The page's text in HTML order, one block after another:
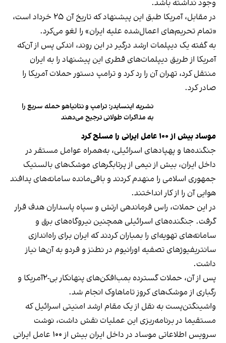
وجود نداشته باشد.
در مقابل، آمریکا طبق این پیشنهاد که تاریخ آن ۲۵ خرداد است،
«تمام تحریم‌های اعمال‌شده علیه ایران» را لغو می‌کرد.
به گفته یک دیپلمات ارشد درگیر در این روند، اندکی پس از آن‌که
آمریکا از طریق دیپلمات‌های قطری این پیشنهاد را به ایران
منتقل کرد، تهران آن را رد کرد و ترامپ دستور حملات آمریکا را
صادر کرد.
نشریه اینسایدر: ترامپ و نتانیاهو حمله سریع را
به مذاکرات طولانی ترجیح می‌دهند
موساد بیش از ۱۰۰ عامل ایرانی را مسلح کرد
جنگنده‌ها و پهپادهای اسرائیلی، به‌همراه عوامل مستقر در
داخل ایران، بیش از نیمی از پرتابگرهای موشک‌های بالستیک
جمهوری اسلامی را منهدم کردند و باقی‌مانده سامانه‌های پدافند
هوایی آن را از کار انداختند.
در این حملات، راس فرماندهی ارتش و سپاه پاسداران هدف قرار
گرفت. جنگنده‌های اسرائیلی همچنین نیروگاه‌های برق و
سامانه‌های تهویه‌ای را بمباران کردند که ایران برای راه‌اندازی
سانتریفیوژهای تصفیه اورانیوم در نطنز و فردو به آن‌ها نیاز
داشت.
پس از آن، حملات گسترده بمب‌افکن‌های پنهانکار بی-۲آمریکا و
رگباری از موشک‌های کروز تاماهاوک انجام شد.
واشینگتن‌پست به نقل از یک مقام ارشد امنیتی اسرائیل که
مستقیما در برنامه‌ریزی این عملیات نقش داشت، نوشت
سرویس اطلاعاتی موساد در داخل ایران بیش از ۱۰۰ عامل ایرانی